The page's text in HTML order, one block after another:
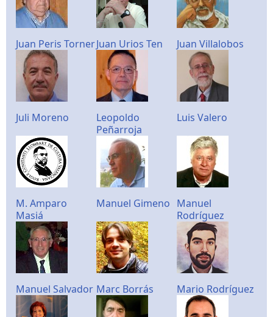
Juan Peris TornerJuan Urios Ten Juan Villalobos
Juli Moreno
Leopoldo
Peñarroja
Luis Valero
M. Amparo
Masiá
Manuel Gimeno Manuel
Rodríguez
Manuel Salvador Marc Borrás Mario Rodríguez